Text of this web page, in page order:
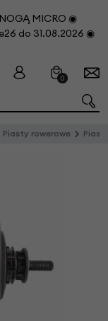
MICRO ◉
do 31.08.2026 ◉
0
Piasty rowerowe